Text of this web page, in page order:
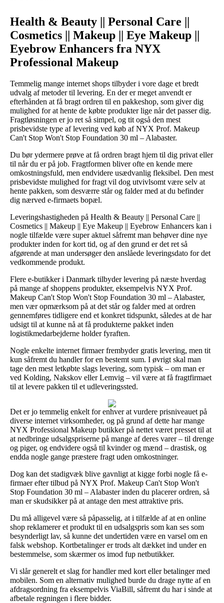
Health & Beauty || Personal Care ||
Cosmetics || Makeup || Eye Makeup ||
Eyebrow Enhancers fra NYX
Professional Makeup
Temmelig mange internet shops tilbyder i vore dage et bredt
udvalg af metoder til levering. En der er meget anvendt er
efterhånden at få bragt ordren til en pakkeshop, som giver dig
mulighed for at hente de købte produkter lige når det passer dig.
Fragtløsningen er jo ret så simpel, og tit også den mest
prisbevidste type af levering ved køb af NYX Prof. Makeup
Can't Stop Won't Stop Foundation 30 ml – Alabaster.
Du bør ydermere prøve at få ordren bragt hjem til dig privat eller
til når du er på job. Fragtformen bliver ofte en kende mere
omkostningsfuld, men endvidere usædvanlig fleksibel. Den mest
prisbevidste mulighed for fragt vil dog utvivlsomt være selv at
hente pakken, som desværre står og falder med at du befinder
dig nærved e-firmaets bopæl.
Leveringshastigheden på Health & Beauty || Personal Care ||
Cosmetics || Makeup || Eye Makeup || Eyebrow Enhancers kan i
nogle tilfælde være super aktuel såfremt man behøver dine nye
produkter inden for kort tid, og af den grund er det ret så
afgørende at man undersøger den anslåede leveringsdato for det
vedkommende produkt.
Flere e-butikker i Danmark tilbyder levering på næste hverdag
på mange af shoppens produkter, eksempelvis NYX Prof.
Makeup Can't Stop Won't Stop Foundation 30 ml – Alabaster,
men vær opmærksom på at det står og falder med at ordren
gennemføres tidligere end et konkret tidspunkt, således at de har
udsigt til at kunne nå at få produkterne pakket inden
logistikmedarbejderne holder fyraften.
Nogle enkelte internet firmaer frembyder gratis levering, men tit
kun såfremt du handler for en bestemt sum. I øvrigt skal man
tage den mest letkøbte slags levering, som typisk – om man er
ved Kolding, Nakskov eller Lemvig – vil være at få fragtfirmaet
til at levere pakken til et udleveringssted.
Det er jo temmelig enkelt for enhver at vurdere prisniveauet på
diverse internet virksomheder, og på grund af dette har mange
NYX Professional Makeup butikker på nettet været presset til at
at nedbringe udsalgspriserne på mange af deres varer – til drenge
og piger, og endvidere også til kvinder og mænd – drastisk, og
endda nogle gange præstere fragt uden omkostninger.
Dog kan det stadigvæk blive gavnligt at kigge forbi nogle få e-
firmaer efter tilbud på NYX Prof. Makeup Can't Stop Won't
Stop Foundation 30 ml – Alabaster inden du placerer ordren, så
man er skudsikker på at antage den mest attraktive pris.
Du må alligevel være så påpasselig, at i tilfælde af at en online
shop reklamerer et produkt til en udsalgspris som kan ses som
besynderligt lav, så kunne det undertiden være en varsel om en
falsk webshop. Kortbetalinger er trods alt dækket ind under en
bestemmelse, som skærmer os imod fup netbutikker.
Vi slår generelt et slag for handler med kort eller betalinger med
mobilen. Som en alternativ mulighed burde du drage nytte af en
afdragsordning fra eksempelvis ViaBill, såfremt du har i sinde at
afbetale regningen i flere bidder.